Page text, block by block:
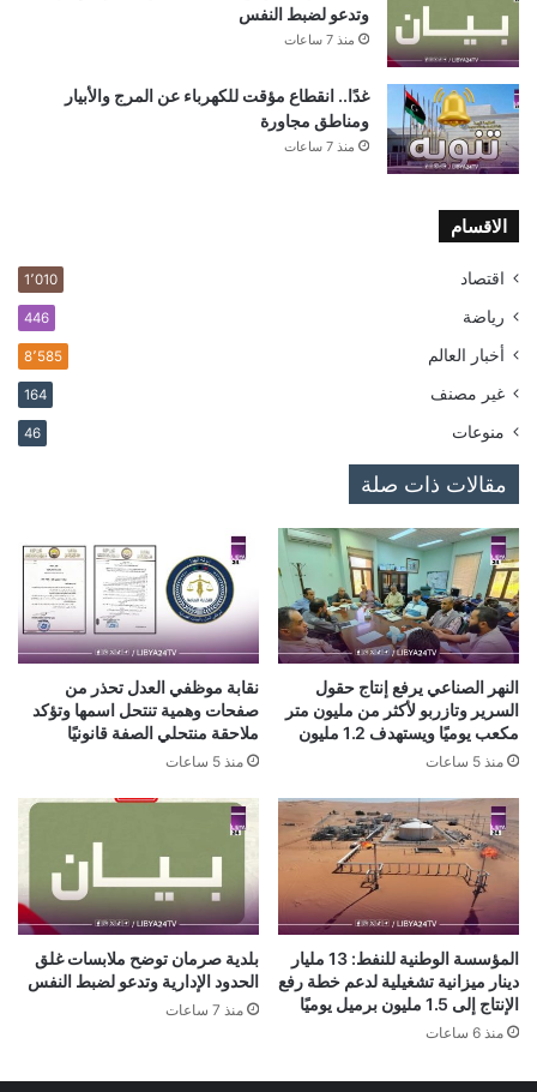
وتدعو لضبط النفس
منذ 7 ساعات
غدًا.. انقطاع مؤقت للكهرباء عن المرج والأبيار
ومناطق مجاورة
منذ 7 ساعات
الاقسام
اقتصاد 1٬010
رياضة 446
أخبار العالم 8٬585
غير مصنف 164
منوعات 46
مقالات ذات صلة
النهر الصناعي يرفع إنتاج حقول
السرير وتازربو لأكثر من مليون متر
مكعب يوميًا ويستهدف 1.2 مليون
منذ 5 ساعات
نقابة موظفي العدل تحذر من
صفحات وهمية تنتحل اسمها وتؤكد
ملاحقة منتحلي الصفة قانونيًا
منذ 5 ساعات
المؤسسة الوطنية للنفط: 13 مليار
دينار ميزانية تشغيلية لدعم خطة رفع
الإنتاج إلى 1.5 مليون برميل يوميًا
منذ 6 ساعات
بلدية صرمان توضح ملابسات غلق
الحدود الإدارية وتدعو لضبط النفس
منذ 7 ساعات